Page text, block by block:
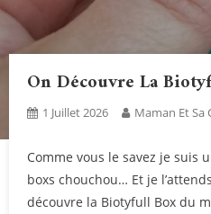
On Découvre La
1 Juillet 2026 Maman Et Sa
Comme vous le savez je suis
boxs chouchou… Et je
découvre la Biotyfull Box du